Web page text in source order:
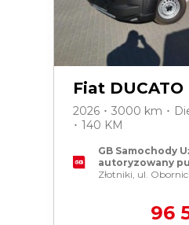
Fiat DUCATO
2026 ･ 3000 km ･
･ 140 KM
GB Samochody
autoryzowany
Złotniki, ul.
96